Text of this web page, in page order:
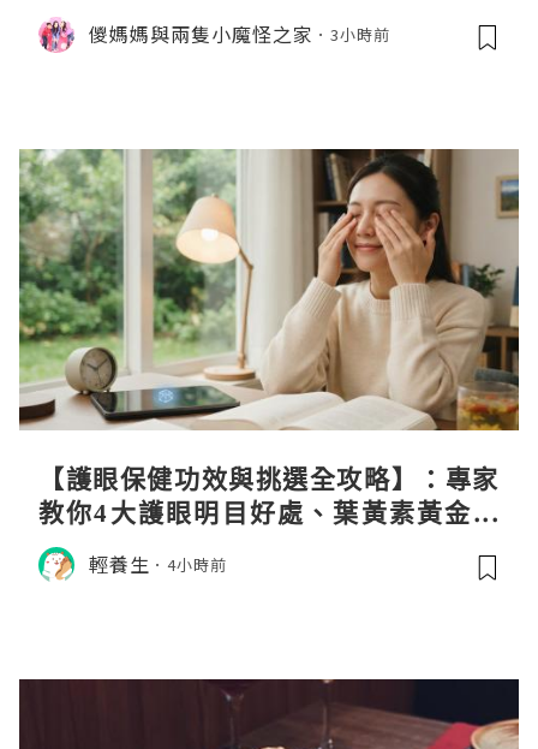
儍媽媽與兩隻小魔怪之家 3小時前
【護眼保健功效與挑選全攻略】：專家
教你4大護眼明目好處、葉黃素黃金比
例與挑選秘訣
輕養生 4小時前